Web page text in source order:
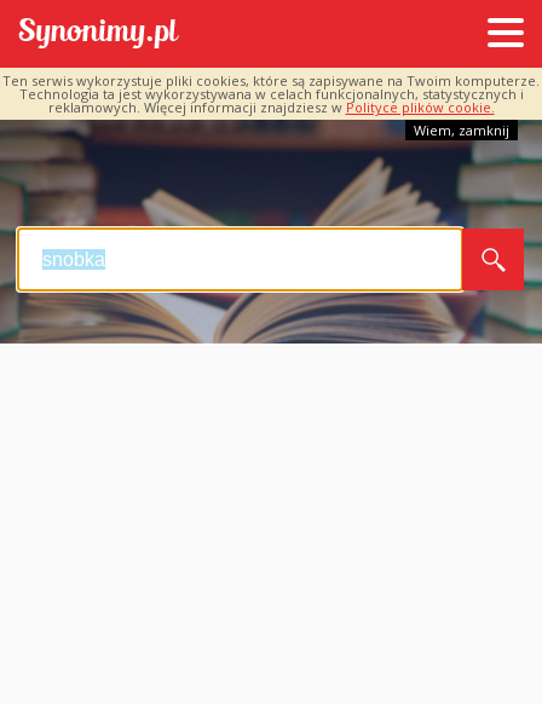
Ten serwis wykorzystuje pliki cookies, które są zapisywane na Twoim komputerze.
Technologia ta jest wykorzystywana w celach funkcjonalnych, statystycznych i
reklamowych. Więcej informacji znajdziesz w Polityce plików cookie.
Wiem, zamknij